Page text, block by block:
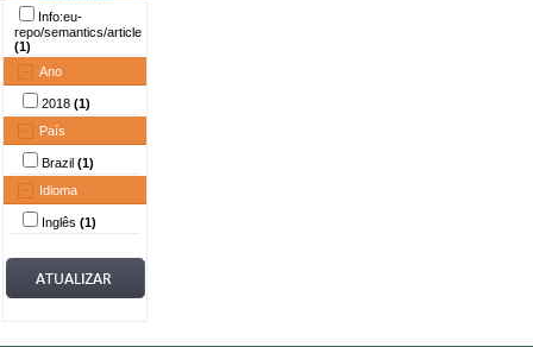
Info:eu-
repo/semantics/article
(1)
Ano
2018 (1)
País
Brazil (1)
Idioma
Inglês (1)